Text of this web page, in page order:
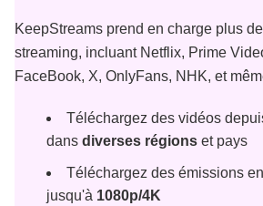
KeepStreams prend en charge plus
streaming, incluant Netflix, Prime
FaceBook, X, OnlyFans, NHK, et
Téléchargez des vidéos
dans diverses régions et pays
Téléchargez des émissions
jusqu'à 1080p/4K